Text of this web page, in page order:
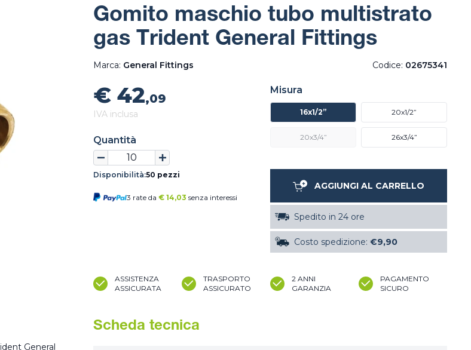
Gomito maschio tubo multistrato
gas Trident General Fittings
Marca: General Fittings Codice: 02675341
€ 42,09
IVA inclusa
Quantità
Disponibilità:50 pezzi
3 rate da € 14,03 senza interessi
Misura
16x1/2” 20x1/2”
20x3/4” 26x3/4”
AGGIUNGI AL CARRELLO
Spedito in 24 ore
Costo spedizione: €9,90
ASSISTENZA
ASSICURATA
TRASPORTO
ASSICURATO
2 ANNI
GARANZIA
PAGAMENTO
SICURO
General
Scheda tecnica